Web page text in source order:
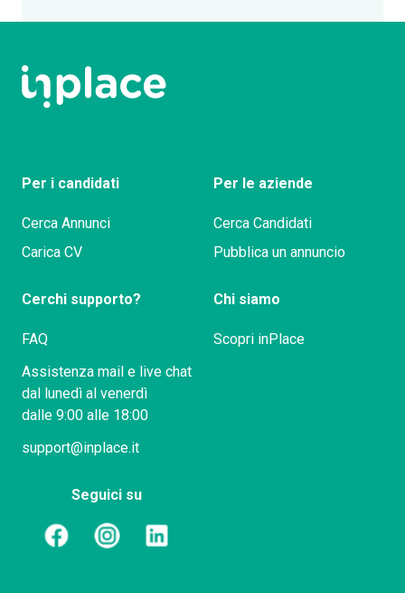
Per i candidati
Cerca Annunci
Carica CV
Per le aziende
Cerca Candidati
Pubblica un annuncio
Cerchi supporto?
FAQ
Assistenza mail e live chat
dal lunedì al venerdì
dalle 9:00 alle 18:00
support@inplace.it
Chi siamo
Scopri inPlace
Seguici su